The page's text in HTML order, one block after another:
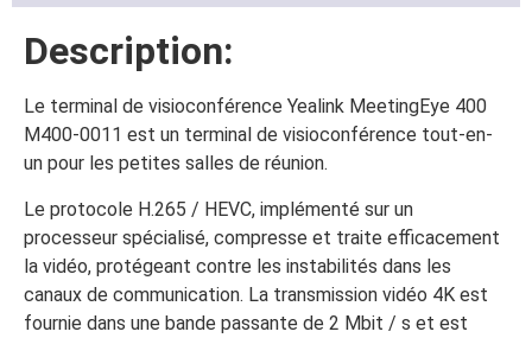
Description:
Le terminal de visioconférence Yealink MeetingEye 400
M400-0011 est un terminal de visioconférence tout-en-
un pour les petites salles de réunion.
Le protocole H.265 / HEVC, implémenté sur un
processeur spécialisé, compresse et traite efficacement
la vidéo, protégeant contre les instabilités dans les
canaux de communication. La transmission vidéo 4K est
fournie dans une bande passante de 2 Mbit / s et est